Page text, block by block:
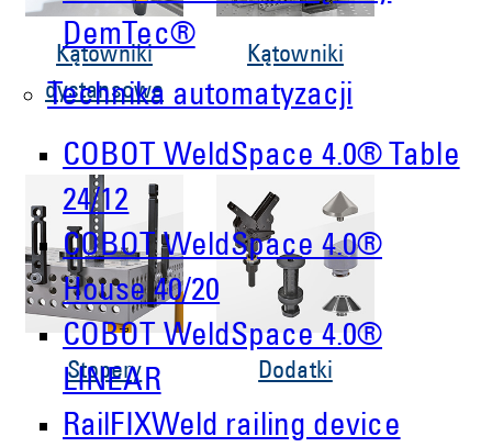
DemTec®
Technika automatyzacji
COBOT WeldSpace 4.0® Table
24/12
COBOT WeldSpace 4.0®
House 40/20
COBOT WeldSpace 4.0®
LINEAR
RailFIXWeld railing device
Kątowniki
dystansowe
Kątowniki
Stopery Dodatki